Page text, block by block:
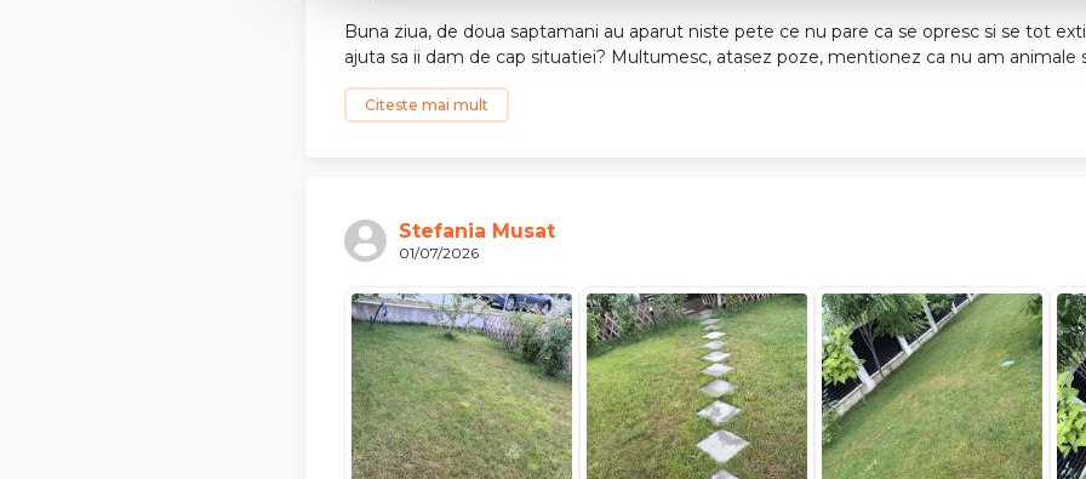
Buna ziua, de doua saptamani au aparut niste pete ce nu pare ca se opresc si se tot
ajuta sa ii dam de cap situatiei? Multumesc, atasez poze, mentionez ca nu am animale
Citeste mai mult
Stefania Musat
01/07/2026